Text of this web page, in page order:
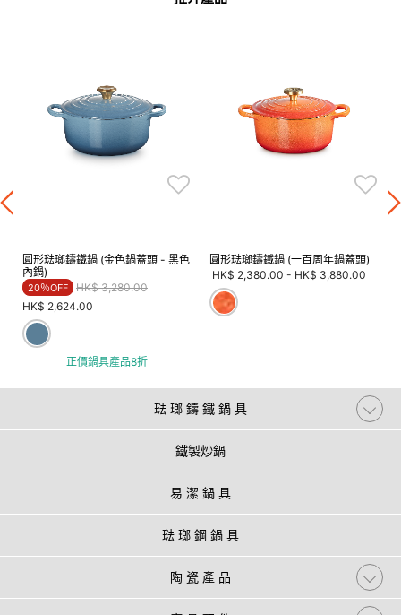
圓形琺瑯鑄鐵鍋 (金色鍋蓋頭 - 黑色
內鍋)
20％OFF Price reduced from
HK$ 3,280.00to
HK$ 2,624.00
正價鍋具產品8折
圓形琺瑯鑄鐵鍋 (一百周年鍋蓋頭)
HK$ 2,380.00 - HK$ 3,880.00
琺 瑯 鑄 鐵 鍋 具
鐵製炒鍋
易 潔 鍋 具
琺 瑯 鋼 鍋 具
陶 瓷 產 品